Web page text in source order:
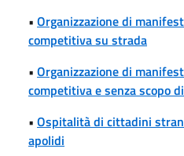
• Organizzazione di
competitiva su strada
• Organizzazione di
competitiva e senza scopo
• Ospitalità di cittadini
apolidi